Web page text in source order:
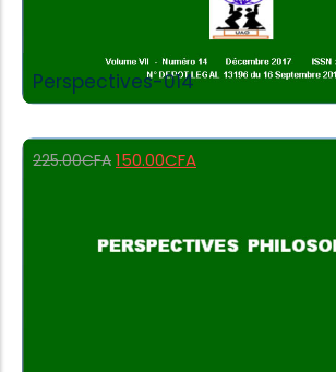
Perspectives-014
225.00CFA 150.00CFA